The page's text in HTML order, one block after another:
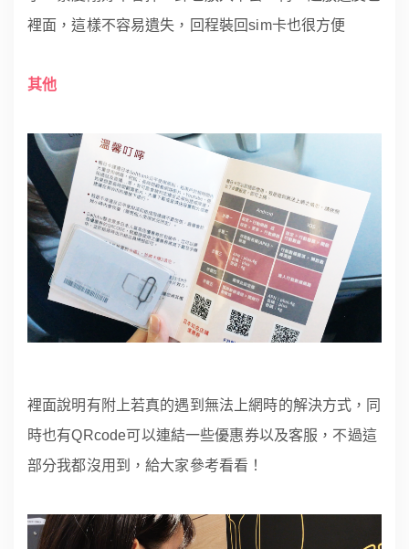
裡面，這樣不容易遺失，回程裝回sim卡也很方便
其他
裡面說明有附上若真的遇到無法上網時的解決方式，同
時也有QRcode可以連結一些優惠券以及客服，不過這
部分我都沒用到，給大家參考看看！